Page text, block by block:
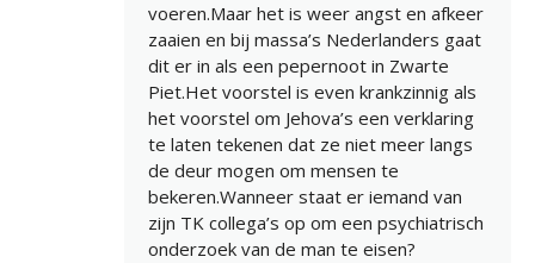
voeren.Maar het is weer angst en afkeer
zaaien en bij massa’s Nederlanders gaat
dit er in als een pepernoot in Zwarte
Piet.Het voorstel is even krankzinnig als
het voorstel om Jehova’s een verklaring
te laten tekenen dat ze niet meer langs
de deur mogen om mensen te
bekeren.Wanneer staat er iemand van
zijn TK collega’s op om een psychiatrisch
onderzoek van de man te eisen?